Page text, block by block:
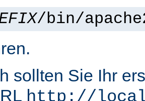
/bin/
sollten Sie Ihr
http://